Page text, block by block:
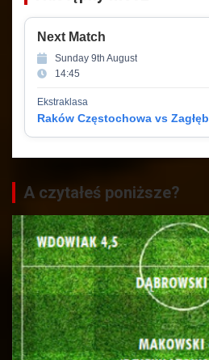
Next Match
Sunday 9th August
14:45
Ekstraklasa
Raków Częstochowa vs
A czytałeś poniższe?